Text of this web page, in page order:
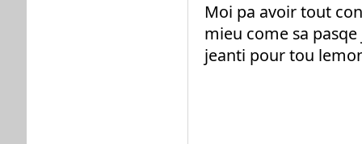
Moi pa avoir tout
mieu come sa pasqe
jeanti pour tou